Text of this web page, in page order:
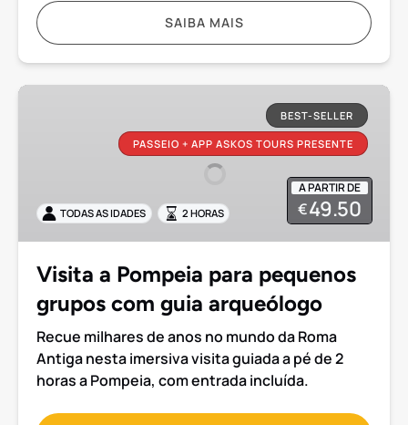
SAIBA MAIS
Visita
grupos
com
arqueólogo
BEST-SELLER
PASSEIO + APP ASKOS TOURS PRESENTE
A PARTIR DE
€49.50
TODAS AS IDADES 2 HORAS
Visita a Pompeia para pequenos
grupos com guia arqueólogo
Recue milhares de anos no mundo da Roma
Antiga nesta imersiva visita guiada a pé de 2
horas a Pompeia, com entrada incluída.